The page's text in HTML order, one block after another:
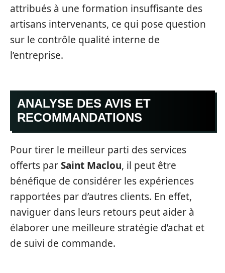
attribués à une formation insuffisante des
artisans intervenants, ce qui pose question
sur le contrôle qualité interne de
l’entreprise.
ANALYSE DES AVIS ET
RECOMMANDATIONS
Pour tirer le meilleur parti des services
offerts parSaint Maclou, il peut être
bénéfique de considérer les expériences
rapportées par d’autres clients. En effet,
naviguer dans leurs retours peut aider à
élaborer une meilleure stratégie d’achat et
de suivi de commande.